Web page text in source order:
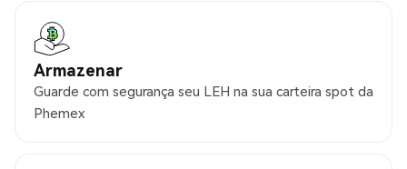
Armazenar
Guarde com segurança seu LEH na sua carteira spot da
Phemex